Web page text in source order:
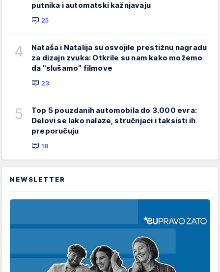
putnika i automatski kažnjavaju
25
4
Nataša i Natalija su osvojile prestižnu nagradu
za dizajn zvuka: Otkrile su nam kako možemo
da "slušamo" filmove
23
5
Top 5 pouzdanih automobila do 3.000 evra:
Delovi se lako nalaze, stručnjaci i taksisti ih
preporučuju
18
NEWSLETTER